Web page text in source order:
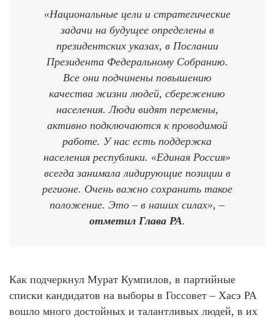
«Национальные цели и стратегические
задачи на будущее определены в
президентских указах, в Послании
Президента Федеральному Собранию.
Все они подчинены повышению
качества жизни людей, сбережению
населения. Люди видят перемены,
активно подключаются к проводимой
работе. У нас есть поддержка
населения республики. «Единая Россия»
всегда занимала лидирующие позиции в
регионе. Очень важно сохранить такое
положение. Это – в наших силах», –
отметил Глава РА.
Как подчеркнул Мурат Кумпилов, в партийные
списки кандидатов на выборы в Госсовет – Хасэ РА
вошло много достойных и талантливых людей, в их